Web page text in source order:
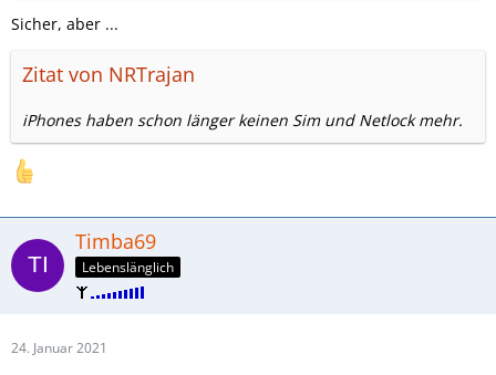
Sicher, aber ...
Zitat von NRTrajan
iPhones haben schon länger keinen Sim und Netlock mehr.
Timba69
Lebenslänglich
24. Januar 2021